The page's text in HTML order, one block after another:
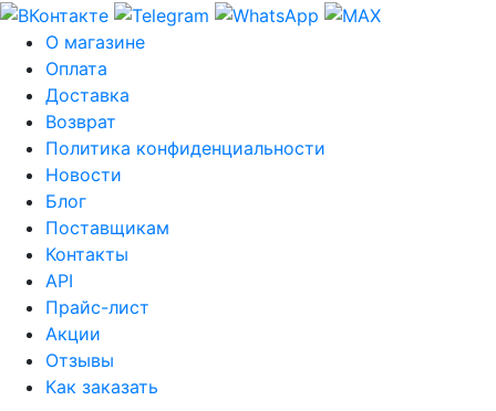
О магазине
Оплата
Доставка
Возврат
Политика конфиденциальности
Новости
Блог
Поставщикам
Контакты
API
Прайс-лист
Акции
Отзывы
Как заказать